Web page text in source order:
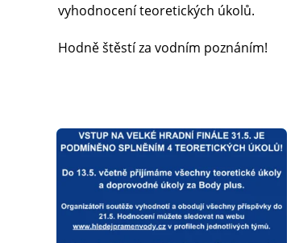
vyhodnocení teoretických úkolů.
Hodně štěstí za vodním poznáním!